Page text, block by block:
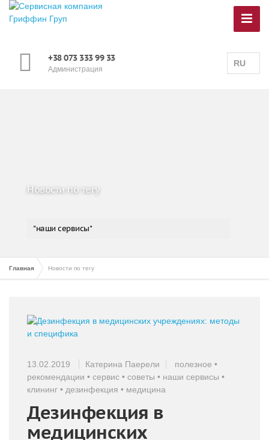
RU
+38 073 333 99 33
Администрация
Новости по тегу
"наши сервисы"
Главная Новости по тегу
13.02.2019 Катерина Паерели полезное •
рекомендации • сервис • советы • наши сервисы •
клининг • дезинфекция • медицина
Дезинфекция в
медицинских